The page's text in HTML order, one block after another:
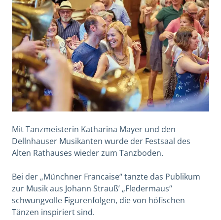
Mit Tanzmeisterin Katharina Mayer und den
Dellnhauser Musikanten wurde der Festsaal des
Alten Rathauses wieder zum Tanzboden.
Bei der „Münchner Francaise“ tanzte das Publikum
zur Musik aus Johann Strauß’ „Fledermaus“
schwungvolle Figurenfolgen, die von höfischen
Tänzen inspiriert sind.